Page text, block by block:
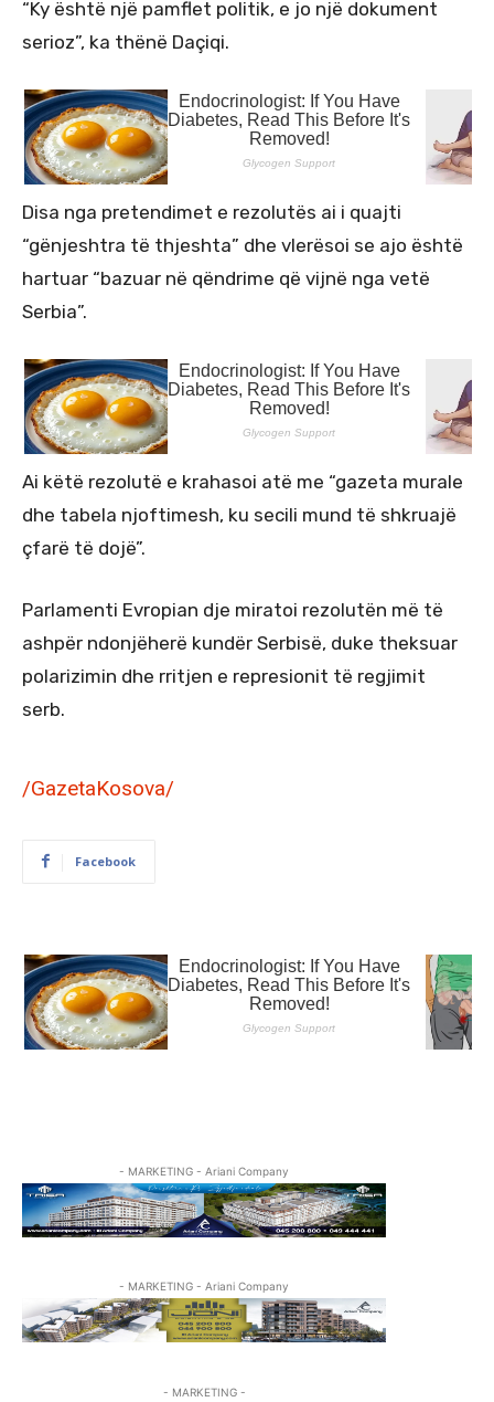
“Ky është një pamflet politik, e jo një dokument
serioz”, ka thënë Daçiqi.
Disa nga pretendimet e rezolutës ai i quajti
“gënjeshtra të thjeshta” dhe vlerësoi se ajo është
hartuar “bazuar në qëndrime që vijnë nga vetë
Serbia”.
Ai këtë rezolutë e krahasoi atë me “gazeta murale
dhe tabela njoftimesh, ku secili mund të shkruajë
çfarë të dojë”.
Parlamenti Evropian dje miratoi rezolutën më të
ashpër ndonjëherë kundër Serbisë, duke theksuar
polarizimin dhe rritjen e represionit të regjimit
serb.
/GazetaKosova/
Facebook
- MARKETING - Ariani Company
- MARKETING - Ariani Company
- MARKETING -